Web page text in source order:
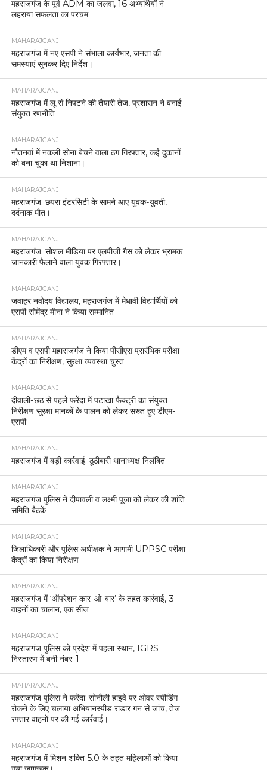
महराजगंज के पूर्व ADM का जलवा, 16 अभ्यर्थियों ने
लहराया सफलता का परचम
MAHARAJGANJ
महराजगंज में नए एसपी ने संभाला कार्यभार, जनता की
समस्याएं सुनकर दिए निर्देश।
MAHARAJGANJ
महराजगंज में लू से निपटने की तैयारी तेज, प्रशासन ने बनाई
संयुक्त रणनीति
MAHARAJGANJ
नौतनवां में नकली सोना बेचने वाला ठग गिरफ्तार, कई दुकानों
को बना चुका था निशाना।
MAHARAJGANJ
महराजगंज: छपरा इंटरसिटी के सामने आए युवक-युवती,
दर्दनाक मौत।
MAHARAJGANJ
महराजगंज: सोशल मीडिया पर एलपीजी गैस को लेकर भ्रामक
जानकारी फैलाने वाला युवक गिरफ्तार।
MAHARAJGANJ
जवाहर नवोदय विद्यालय, महराजगंज में मेधावी विद्यार्थियों को
एसपी सोमेंद्र मीना ने किया सम्मानित
MAHARAJGANJ
डीएम व एसपी महाराजगंज ने किया पीसीएस प्रारंभिक परीक्षा
केंद्रों का निरीक्षण, सुरक्षा व्यवस्था चुस्त
MAHARAJGANJ
दीवाली-छठ से पहले फरेंदा में पटाखा फैक्ट्री का संयुक्त
निरीक्षण सुरक्षा मानकों के पालन को लेकर सख्त हुए डीएम-
एसपी
MAHARAJGANJ
महराजगंज में बड़ी कार्रवाई: ठूठीबारी थानाध्यक्ष निलंबित
MAHARAJGANJ
महराजगंज पुलिस ने दीपावली व लक्ष्मी पूजा को लेकर की शांति
समिति बैठकें
MAHARAJGANJ
जिलाधिकारी और पुलिस अधीक्षक ने आगामी UPPSC परीक्षा
केंद्रों का किया निरीक्षण
MAHARAJGANJ
महराजगंज में ‘ऑपरेशन कार-ओ-बार’ के तहत कार्रवाई, 3
वाहनों का चालान, एक सीज
MAHARAJGANJ
महराजगंज पुलिस को प्रदेश में पहला स्थान, IGRS
निस्तारण में बनी नंबर-1
MAHARAJGANJ
महराजगंज पुलिस ने फरेंदा-सोनौली हाइवे पर ओवर स्पीडिंग
रोकने के लिए चलाया अभियानस्पीड राडार गन से जांच, तेज
रफ्तार वाहनों पर की गई कार्रवाई।
MAHARAJGANJ
महराजगंज में मिशन शक्ति 5.0 के तहत महिलाओं को किया